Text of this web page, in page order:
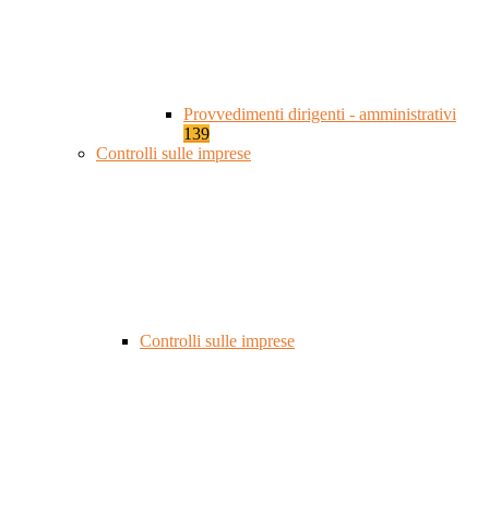
Provvedimenti dirigenti - amministrativi
139
Controlli sulle imprese
Controlli sulle imprese